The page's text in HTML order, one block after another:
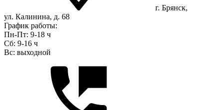
г. Брянск,
ул. Калинина, д. 68
График работы:
Пн-Пт: 9-18 ч
Сб: 9-16 ч
Вс: выходной